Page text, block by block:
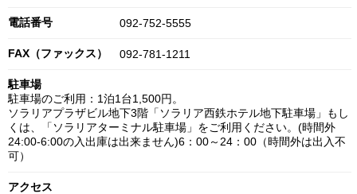
電話番号 092-752-5555
FAX（ファックス） 092-781-1211
駐車場
駐車場のご利用：1泊1台1,500円。
ソラリアプラザビル地下3階「ソラリア西鉄ホテル地下駐車場」もし
くは、「ソラリアターミナル駐車場」をご利用ください。(時間外
24:00-6:00の入出庫は出来ません)6：00～24：00（時間外は出入不
可）
アクセス